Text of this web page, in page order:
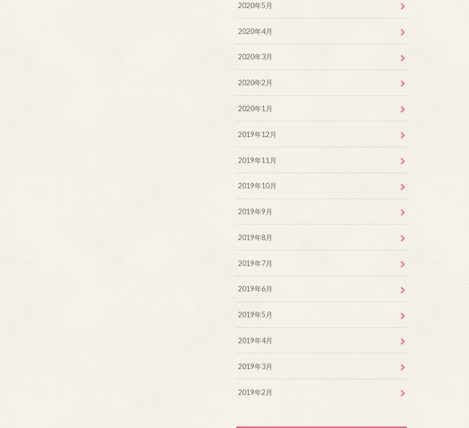
2020年5月
2020年4月
2020年3月
2020年2月
2020年1月
2019年12月
2019年11月
2019年10月
2019年9月
2019年8月
2019年7月
2019年6月
2019年5月
2019年4月
2019年3月
2019年2月